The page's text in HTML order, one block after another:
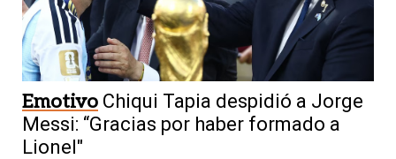
Emotivo Chiqui Tapia despidió a Jorge
Messi: “Gracias por haber formado a
Lionel"